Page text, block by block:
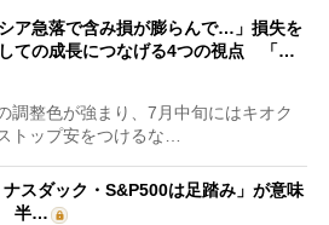
シア急落で含み損が膨らんで…」損失を
ての成長につなげる4つの視点 「…
整色が強まり、7月中旬にはキオク
トップ安をつけるな…
ナスダック・S&P500は足踏み」が意味
半…